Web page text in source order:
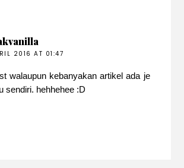
2016 AT 01:47
walaupun kebanyakan artikel ada je
sendiri. hehhehee :D